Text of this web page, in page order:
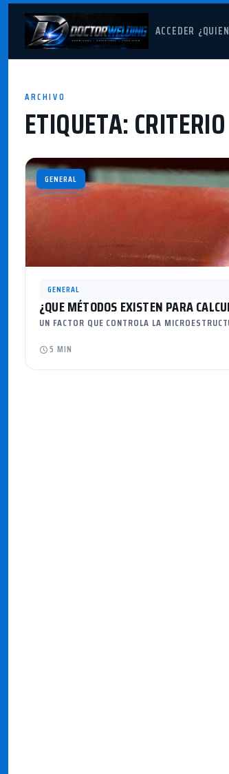
ACCEDER
ARCHIVO
ETIQUETA:
GENERAL
GENERAL
¿QUE MÉTODOS EXISTEN PARA
UN FACTOR QUE CONTROLA LA
5 MIN